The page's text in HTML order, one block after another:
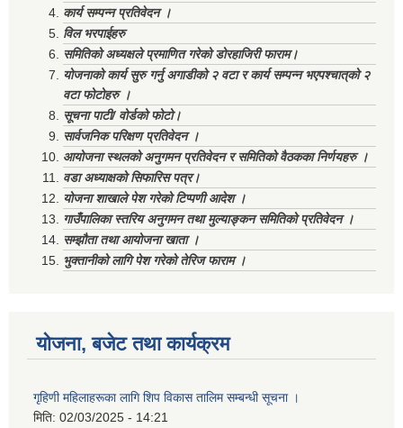
कार्य सम्पन्न प्रतिवेदन ।
विल भरपाईहरु
समितिको अध्यक्षले प्रमाणित गरेको डोरहाजिरी फाराम।
योजनाको कार्य सुरु गर्नु अगाडीको २ वटा र कार्य सम्पन्न भएपश्चात्‌को २
वटा फोटोहरु ।
सूचना पाटी/ वोर्डको फोटो।
सार्वजनिक परिक्षण प्रतिवेदन ।
आयोजना स्थलको अनुगमन प्रतिवेदन र समितिको वैठकका निर्णयहरु ।
वडा अध्याक्षको सिफारिस पत्र।
योजना शाखाले पेश गरेको टिप्पणी आदेश ।
गाउँपालिका स्तरिय अनुगमन तथा मुल्याङ्कन समितिको प्रतिवेदन ।
सम्झौता तथा आयोजना खाता ।
भुक्तानीको लागि पेश गरेको तेरिज फाराम ।
योजना, बजेट तथा कार्यक्रम
गृहिणी महिलाहरूका लागि शिप विकास तालिम सम्बन्धी सूचना ‌।
मिति: 02/03/2025 - 14:21